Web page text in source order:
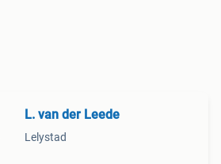
L. van der Leede
Lelystad